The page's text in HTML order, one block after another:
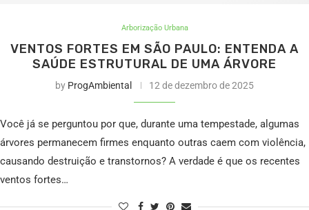
Arborização Urbana
VENTOS FORTES EM SÃO PAULO: ENTENDA A
SAÚDE ESTRUTURAL DE UMA ÁRVORE
by ProgAmbiental 12 de dezembro de 2025
Você já se perguntou por que, durante uma tempestade, algumas
árvores permanecem firmes enquanto outras caem com violência,
causando destruição e transtornos? A verdade é que os recentes
ventos fortes…